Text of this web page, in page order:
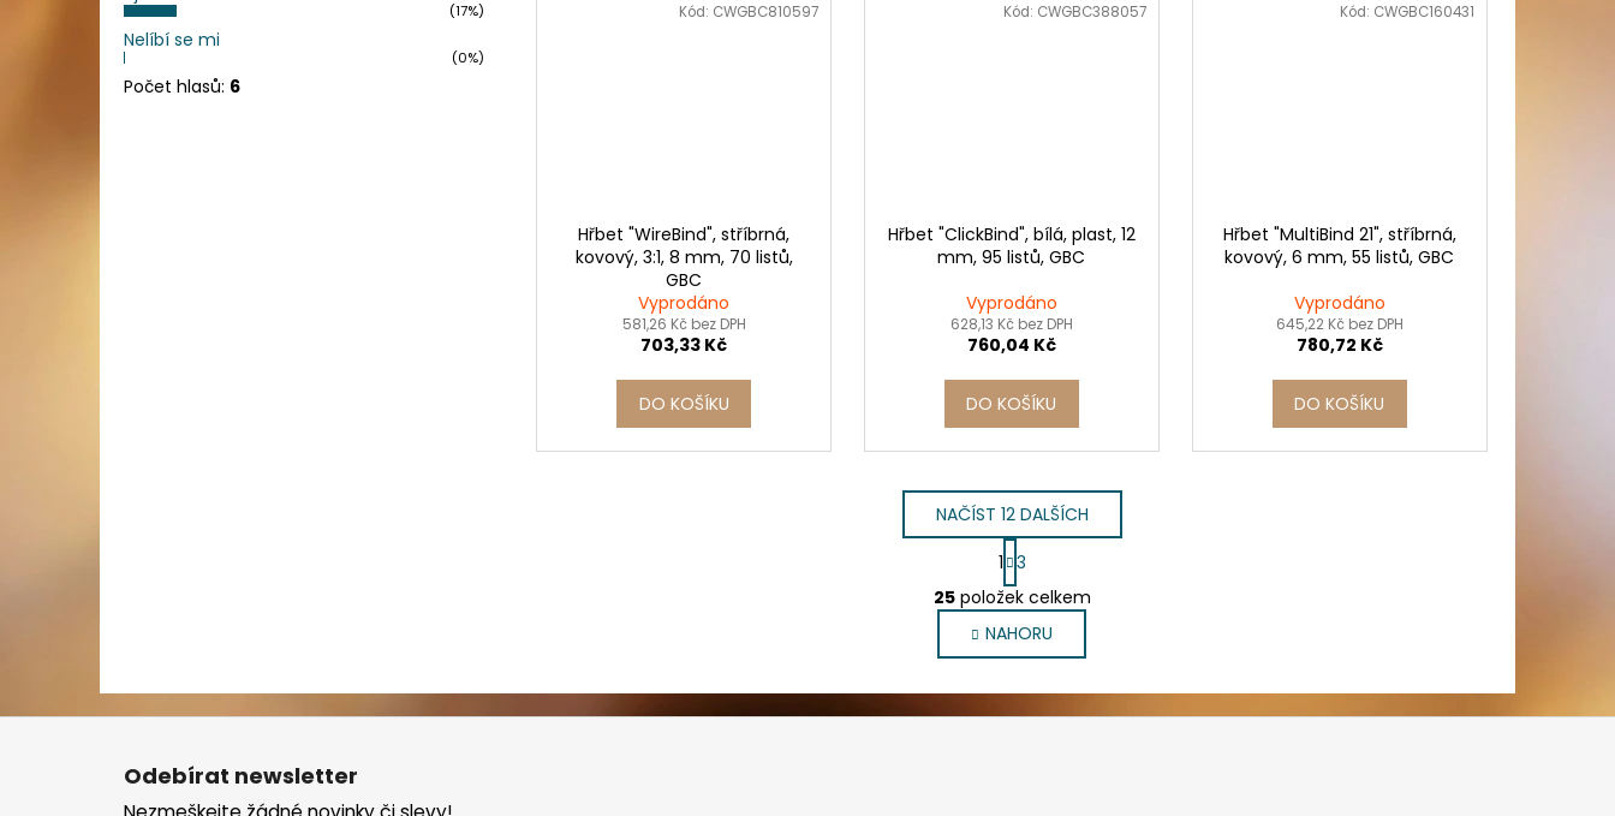
(17%)
Nelíbí se mi
(0%)
Počet hlasů: 6
Hřbet "WireBind", stříbrná,
kovový, 3:1, 8 mm, 70 listů,
GBC
Vyprodáno
581,26 Kč bez DPH
703,33 Kč
DO KOŠÍKU
Kód: CWGBC810597
Hřbet "ClickBind", bílá, plast, 12
mm, 95 listů, GBC
Vyprodáno
628,13 Kč bez DPH
760,04 Kč
DO KOŠÍKU
Kód: CWGBC388057
Hřbet "MultiBind 21", stříbrná,
kovový, 6 mm, 55 listů, GBC
Vyprodáno
645,22 Kč bez DPH
780,72 Kč
DO KOŠÍKU
Kód: CWGBC160431
O
v
l
á
d
a
NAČÍST 12 DALŠÍCH
S
t
r
á
n
k
o
v
1 3
25položek celkem
NAHORU
Odebírat newsletter